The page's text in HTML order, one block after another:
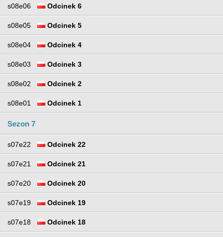
s08e06 Odcinek 6
s08e05 Odcinek 5
s08e04 Odcinek 4
s08e03 Odcinek 3
s08e02 Odcinek 2
s08e01 Odcinek 1
Sezon 7
s07e22 Odcinek 22
s07e21 Odcinek 21
s07e20 Odcinek 20
s07e19 Odcinek 19
s07e18 Odcinek 18